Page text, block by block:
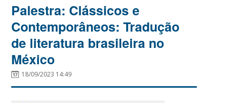
Palestra: Clássicos e
Contemporâneos: Tradução
de literatura brasileira no
México
18/09/2023 14:49